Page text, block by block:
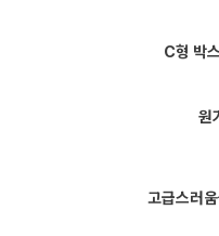
C형 박
원
고급스러